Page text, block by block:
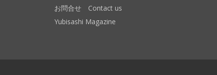
お問合せ Contact us
Yubisashi Magazine